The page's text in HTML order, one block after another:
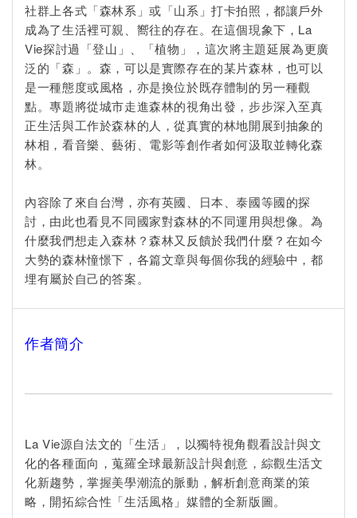
社群上各式「森林系」或「山系」打卡拍照，都讓戶外
成為了生活裡可親、嚮往的存在。在這個現象下，La
Vie探討過「登山」、「植物」，這次將主題延展為更廣
泛的「森」。森，可以是實際存在的某片森林，也可以
是一種態度或風格，亦是換位於既存體制的另一種觀
點。專題將從城市走進森林的視角出發，步步深入至真
正生活與工作於森林的人，從真實的林地開展到抽象的
林相，看音樂、藝術、電影等創作者如何汲取並轉化森
林。
內容除了來自台灣，亦有英國、日本、泰國等國的探
討，由此也看見不同國家對森林的不同運用與想像。為
什麼我們想走入森林？森林又反饋於我們什麼？在如今
大勢的森林憧憬下，各篇文章與每個你我的經驗中，都
埋有屬於自己的答案。
作者簡介
La Vie源自法文的「生活」，以獨特視角觀看設計與文
化的各種面向，蒐羅全球最新設計與創意，綜觀生活文
化新趨勢，掌握美學潮流的脈動，解析創意商業的策
略，開拓綜合性「生活風格」媒體的全新版圖。